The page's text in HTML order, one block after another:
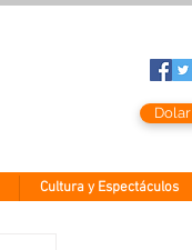
Dolar
Cultura y Espectáculos